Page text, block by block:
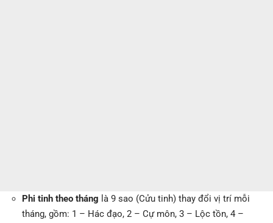
Phi tinh theo tháng là 9 sao (Cửu tinh) thay đổi vị trí mỗi
tháng, gồm: 1 – Hác đạo, 2 – Cự môn, 3 – Lộc tồn, 4 –